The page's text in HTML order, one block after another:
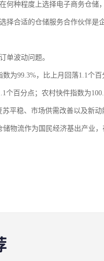
种程度上选择电子商务仓储
择合适的仓储服务合作伙伴是
单波动问题。
为99.3%，比上月回落1.1个
个百分点；农村快件指数为
平稳、市场供需改善以及新
物流作为国民经济基出产业